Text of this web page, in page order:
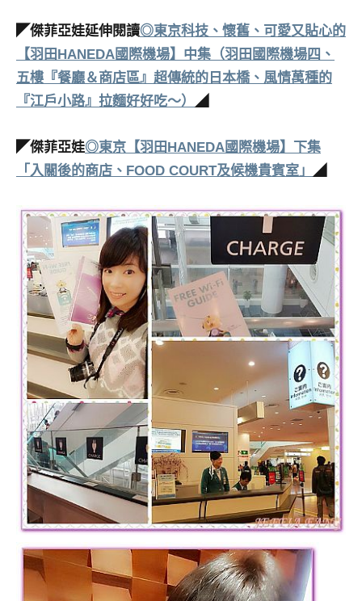
◤傑菲亞娃延伸閱讀◎東京科技、懷舊、可愛又貼心的
【羽田HANEDA國際機場】中集（羽田國際機場四、
五樓『餐廳＆商店區』超傳統的日本橋、風情萬種的
『江戶小路』拉麵好好吃～） ◢
◤傑菲亞娃◎東京【羽田HANEDA國際機場】下集
「入關後的商店、FOOD COURT及候機貴賓室」 ◢